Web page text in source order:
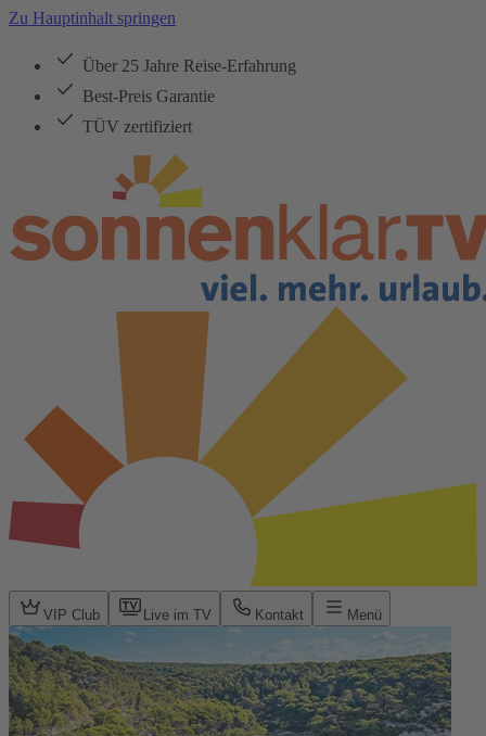
Zu Hauptinhalt springen
Über 25 Jahre Reise-Erfahrung
Best-Preis Garantie
TÜV zertifiziert
VIP Club Live im TV Kontakt Menü